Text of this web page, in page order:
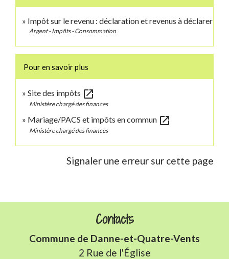
Impôt sur le revenu : déclaration et revenus à déclarer
Argent - Impôts - Consommation
Pour en savoir plus
Site des impôts open_in_new
Ministère chargé des finances
Mariage/PACS et impôts en commun open_in_new
Ministère chargé des finances
Signaler une erreur sur cette page
Contacts
Commune de Danne-et-Quatre-Vents
2 Rue de l'Église